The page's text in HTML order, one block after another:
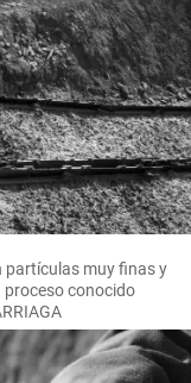
partículas muy finas y
proceso conocido